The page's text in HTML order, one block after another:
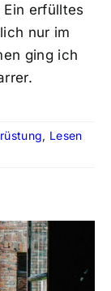
erfülltes
nur im
ging ich
, Lesen